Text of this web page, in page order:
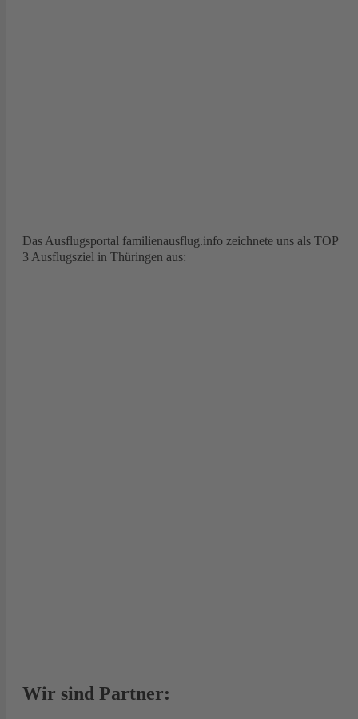
Das Ausflugsportal familienausflug.info zeichnete uns als TOP
3 Ausflugsziel in Thüringen aus:
Wir sind Partner: